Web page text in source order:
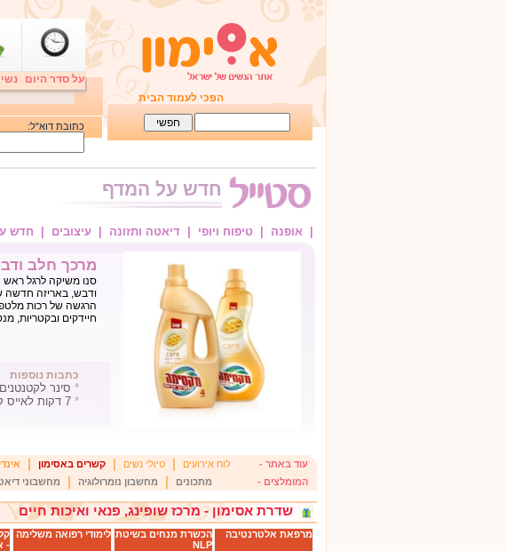
הפכי לעמוד הבית
על סדר היום
כתובת דוא"ל:
חדש על המדף
| אופנה | טיפוח ויופי | דיאטה ותזונה | עיצובים | חדש
מרכך חלב
הרגשה של רכות
חיידקים ובקטריות,
כתבות נוספות
* סינר לקטנטנים
* 7 דקות לאייס קפה
עוד באתר - לוח אירועים טיולי נשים קשרים באסימון
המומלצים - מתכונים מחשבון נומרולוגיה מחשבוני
שדרת אסימון - מרכז שופינג, פנאי ואיכות חיים
מרפאת אלטרנטיבה
הכשרת מנחים בשיטת
NLP
לימודי רפואה משלימה
-